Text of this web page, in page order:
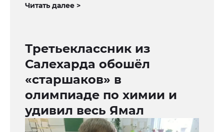
Читать далее >
Третьеклассник из
Салехарда обошёл
«старшаков» в
олимпиаде по химии и
удивил весь Ямал